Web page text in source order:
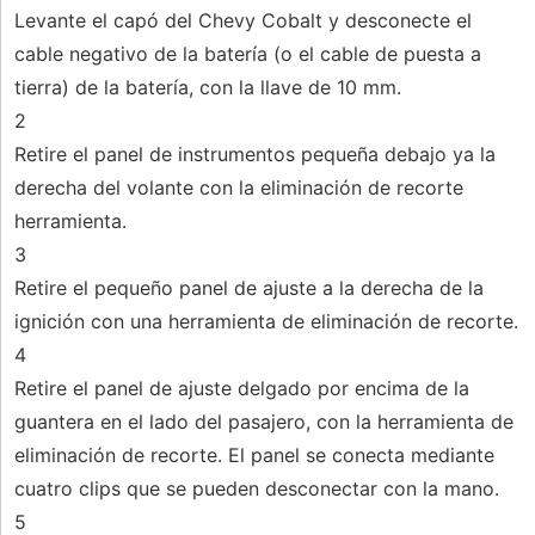
Levante el capó del Chevy Cobalt y desconecte el
cable negativo de la batería (o el cable de puesta a
tierra) de la batería, con la llave de 10 mm.
2
Retire el panel de instrumentos pequeña debajo ya la
derecha del volante con la eliminación de recorte
herramienta.
3
Retire el pequeño panel de ajuste a la derecha de la
ignición con una herramienta de eliminación de recorte.
4
Retire el panel de ajuste delgado por encima de la
guantera en el lado del pasajero, con la herramienta de
eliminación de recorte. El panel se conecta mediante
cuatro clips que se pueden desconectar con la mano.
5